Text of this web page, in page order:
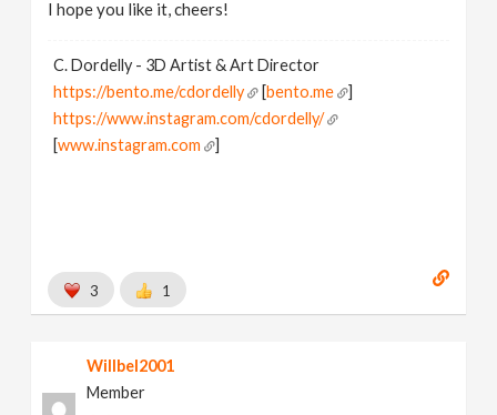
I hope you like it, cheers!
C. Dordelly - 3D Artist & Art Director
https://bento.me/cdordelly
[bento.me
]
https://www.instagram.com/cdordelly/
[www.instagram.com ]
3 1
Willbel2001
Member